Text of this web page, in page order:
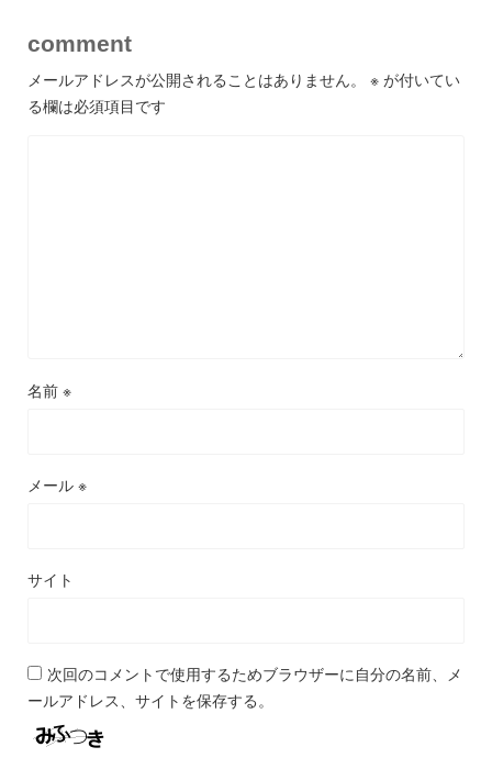
comment
メールアドレスが公開されることはありません。 ※ が付いてい
る欄は必須項目です
名前 ※
メール ※
サイト
次回のコメントで使用するためブラウザーに自分の名前、メ
ールアドレス、サイトを保存する。